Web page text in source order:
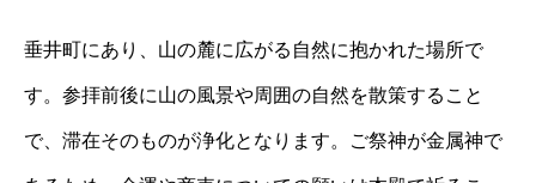
垂井町にあり、山の麓に広がる自然に抱かれた場所で
す。参拝前後に山の風景や周囲の自然を散策すること
で、滞在そのものが浄化となります。ご祭神が金属神で